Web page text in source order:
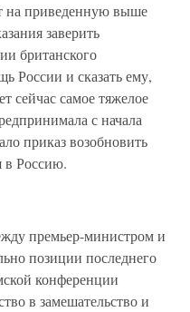
на приведенную выше
заверить
британского
России и сказать ему,
сейчас самое тяжелое
с начала
приказ возобновить
в Россию.
премьер-министром и
позиции последнего
конференции
в замешательство и